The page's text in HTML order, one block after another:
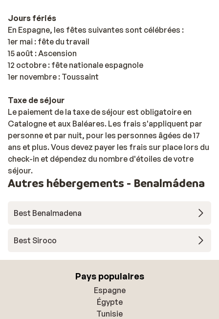
Jours fériés
En Espagne, les fêtes suivantes sont célébrées :
1er mai : fête du travail
15 août : Ascension
12 octobre : fête nationale espagnole
1er novembre : Toussaint
Taxe de séjour
Le paiement de la taxe de séjour est obligatoire en
Catalogne et aux Baléares. Les frais s'appliquent par
personne et par nuit, pour les personnes âgées de 17
ans et plus. Vous devez payer les frais sur place lors du
check-in et dépendez du nombre d'étoiles de votre
séjour.
Autres hébergements - Benalmádena
Best Benalmadena
Best Siroco
Pays populaires
Espagne
Égypte
Tunisie